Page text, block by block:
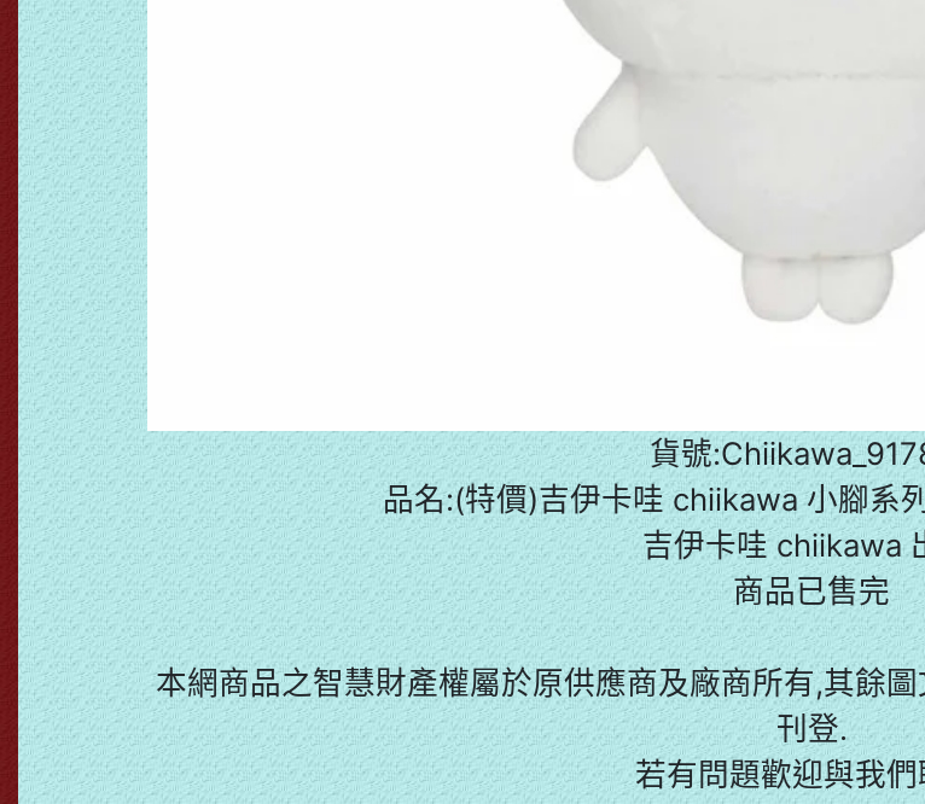
貨號
品名:(特價)吉伊卡哇 chiikawa 小腳系
吉伊卡哇 chiikawa
商品已售完
本網商品之智慧財產權屬於原供應商及廠商所有,其餘
刊登.
若有問題歡迎與我們